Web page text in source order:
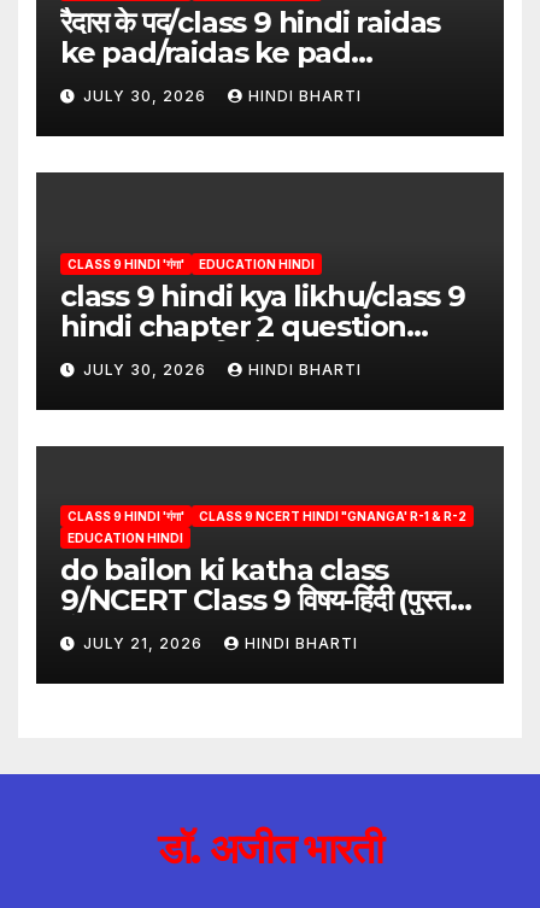
रैदास के पद/class 9 hindi raidas
ke pad/raidas ke pad
question answer/raidas ke
pad class 9
JULY 30, 2026 HINDI BHARTI
CLASS 9 HINDI 'गंगा' EDUCATION HINDI
class 9 hindi kya likhu/class 9
hindi chapter 2 question
answer/क्या लिखूँ-पदुमलाल/class 9
hindi
JULY 30, 2026 HINDI BHARTI
CLASS 9 HINDI 'गंगा'
CLASS 9 NCERT HINDI "GNANGA' R-1 & R-2
EDUCATION HINDI
do bailon ki katha class
9/NCERT Class 9 विषय-हिंदी (पुस्तक-
गंगा)JULY 21, 2026 HINDI BHARTI
डॉ. अजीत भारती